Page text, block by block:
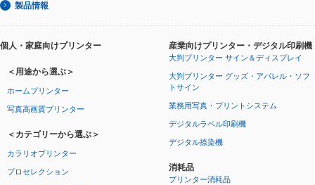
製品情報
個人・家庭向けプリンター
＜用途から選ぶ＞
ホームプリンター
写真高画質プリンター
＜カテゴリーから選ぶ＞
カラリオプリンター
プロセレクション
産業向けプリンター・デジタル印刷機
大判プリンター サイン＆ディスプレイ
大判プリンター グッズ・アパレル・ソフ
トサイン
業務用写真・プリントシステム
デジタルラベル印刷機
デジタル捺染機
消耗品
プリンター消耗品